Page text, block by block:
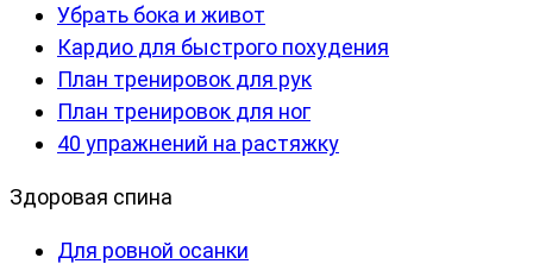
Убрать бока и живот
Кардио для быстрого похудения
План тренировок для рук
План тренировок для ног
40 упражнений на растяжку
Здоровая спина
Для ровной осанки